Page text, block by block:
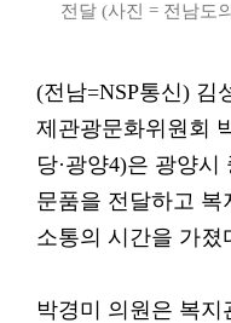
전달 (사진 = 전남도
(전남=NSP통신) 김
제관광문화위원회
당·광양4)은 광양시
문품을 전달하고
소통의 시간을 가졌
박경미 의원은 복지